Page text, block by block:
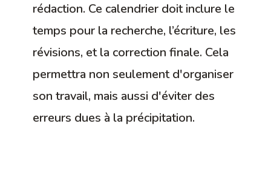
rédaction. Ce calendrier doit inclure le
temps pour la recherche, l’écriture, les
révisions, et la correction finale. Cela
permettra non seulement d'organiser
son travail, mais aussi d'éviter des
erreurs dues à la précipitation.